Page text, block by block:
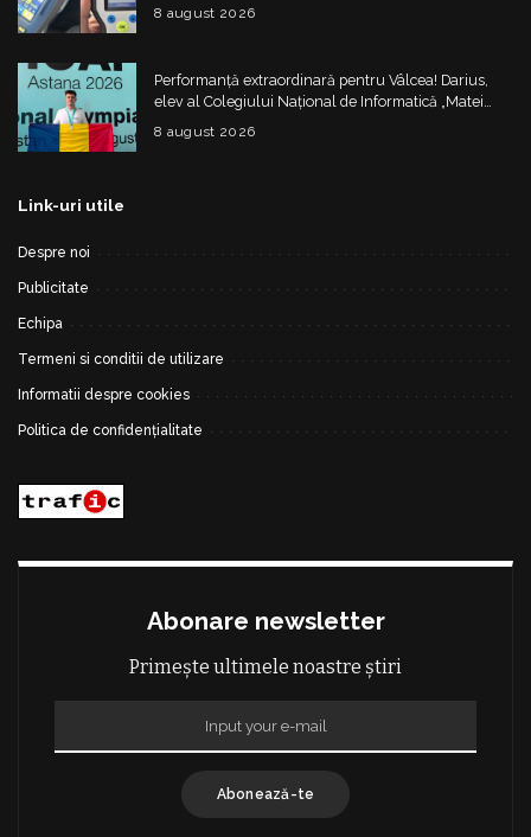
4.325 de lei
8 august 2026
Performanță extraordinară pentru Vâlcea! Darius,
elev al Colegiului Național de Informatică „Matei
Basarab”, a cucerit argintul la Olimpiada
Internațională de Inteligență Artificială
8 august 2026
Link-uri utile
Despre noi
Publicitate
Echipa
Termeni si conditii de utilizare
Informatii despre cookies
Politica de confidențialitate
Abonare newsletter
Primește ultimele noastre știri
Abonează-te